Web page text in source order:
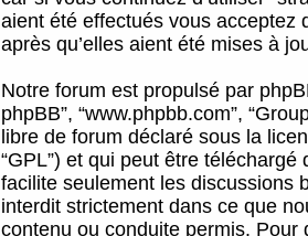
aient été effectués vous acceptez
après qu’elles aient été mises à
Notre forum est propulsé par
phpBB”, “www.phpbb.com”,
libre de forum déclaré sous la
“GPL”) et qui peut être téléchargé
facilite seulement les discussions
interdit strictement dans ce que
contenu ou conduite permis.